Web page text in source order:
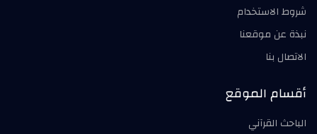
شروط الاستخدام
نبذة عن موقعنا
الاتصال بنا
أقسام الموقع
الباحث القرآني